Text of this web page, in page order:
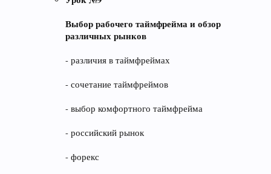
Выбор рабочего таймфрейма и обзор
различных рынков
- различия в таймфреймах
- сочетание таймфреймов
- выбор комфортного таймфрейма
- российский рынок
- форекс